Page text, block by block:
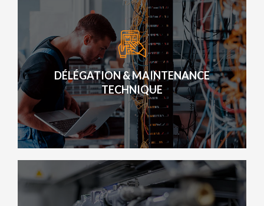
DÉLÉGATION & MAINTENANCE
TECHNIQUE
DÉLÉGATION & MAINTENANCE
TECHNIQUE